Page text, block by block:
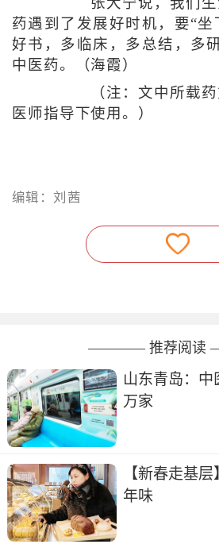
张大宁说，我们生
药遇到了发展好时机，要“
好书，多临床，多总结，多
中医药。（海霞）
（注：文中所载药
医师指导下使用。）
编辑：刘茜
———— 推荐阅
山东青岛：中
万家
【新春走基
年味